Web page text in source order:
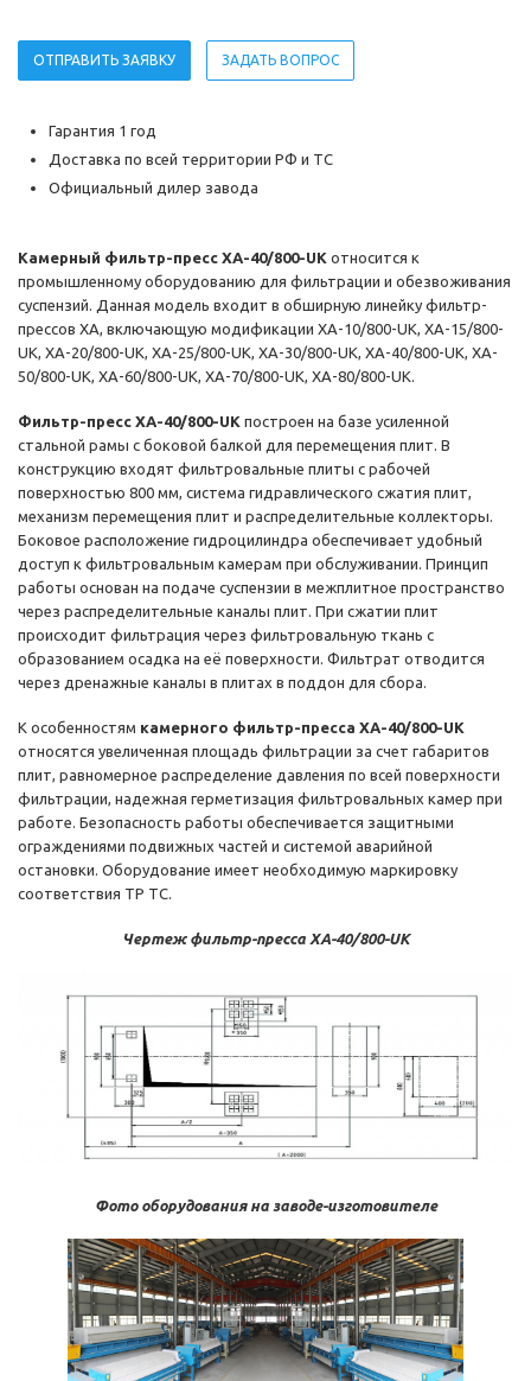
ОТПРАВИТЬ ЗАЯВКУ ЗАДАТЬ ВОПРОС
Гарантия 1 год
Доставка по всей территории РФ и ТС
Официальный дилер завода
Камерный фильтр-пресс XA-40/800-UK относится к
промышленному оборудованию для фильтрации и обезвоживания
суспензий. Данная модель входит в обширную линейку фильтр-
прессов XA, включающую модификации XA-10/800-UK, XA-15/800-
UK, XA-20/800-UK, XA-25/800-UK, XA-30/800-UK, XA-40/800-UK, XA-
50/800-UK, XA-60/800-UK, XA-70/800-UK, XA-80/800-UK.
Фильтр-пресс XA-40/800-UK построен на базе усиленной
стальной рамы с боковой балкой для перемещения плит. В
конструкцию входят фильтровальные плиты с рабочей
поверхностью 800 мм, система гидравлического сжатия плит,
механизм перемещения плит и распределительные коллекторы.
Боковое расположение гидроцилиндра обеспечивает удобный
доступ к фильтровальным камерам при обслуживании. Принцип
работы основан на подаче суспензии в межплитное пространство
через распределительные каналы плит. При сжатии плит
происходит фильтрация через фильтровальную ткань с
образованием осадка на её поверхности. Фильтрат отводится
через дренажные каналы в плитах в поддон для сбора.
К особенностям камерного фильтр-пресса XA-40/800-UK
относятся увеличенная площадь фильтрации за счет габаритов
плит, равномерное распределение давления по всей поверхности
фильтрации, надежная герметизация фильтровальных камер при
работе. Безопасность работы обеспечивается защитными
ограждениями подвижных частей и системой аварийной
остановки. Оборудование имеет необходимую маркировку
соответствия ТР ТС.
Чертеж фильтр-пресса XA-40/800-UK
Фото оборудования на заводе-изготовителе